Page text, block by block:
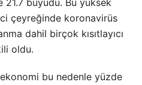
çeyreğinde koronavirüs
dahil birçok kısıtlayıcı
oldu.
bu nedenle yüzde